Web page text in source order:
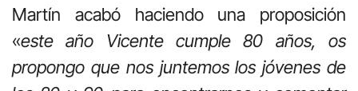
Martín acabó haciendo una proposición
«este año Vicente cumple 80 años, os
propongo que nos juntemos los jóvenes de